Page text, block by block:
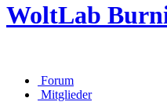
WoltLab
Forum
Mitglieder